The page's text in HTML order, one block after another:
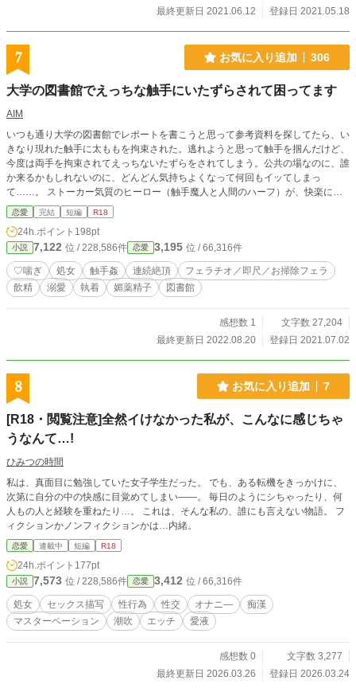
最終更新日 2021.06.12 登録日 2021.05.18
7 お気に入り追加 306
大学の図書館でえっちな触手にいたずらされて困ってます
AIM
いつも通り大学の図書館でレポートを書こうと思って参考資料を探してたら、い
きなり現れた触手に太ももを拘束された。逃れようと思って触手を掴んだけど、
今度は両手を拘束されてえっちないたずらをされてしまう。公共の場なのに、誰
か来るかもしれないのに、どんどん気持ちよくなって何回もイッてしまっ
て……。 ストーカー気質のヒーロー（触手魔人と人間のハーフ）が、快楽に
弱々なチョロインを自分好みに開発して溺愛するお話。毎日投稿、３話で完結で
す。 ※各種小説投稿サイトでも掲載しています。
恋愛 完結 短編 R18
24h.ポイント 198pt
小説 7,122 位 / 228,586件 恋愛 3,195 位 / 66,316件
♡喘ぎ 処女 触手姦 連続絶頂
フェラチオ／即尺／お掃除フェラ
飲精
溺愛 執着 媚薬精子 図書館
感想数 1
文字数 27,204
最終更新日 2022.08.20
登録日 2021.07.02
8 お気に入り追加 7
[R18・閲覧注意]全然イけなかった私が、こんなに感じちゃ
うなんて…!
ひみつの時間
私は、真面目に勉強していた女子学生だった。 でも、ある転機をきっかけに、
次第に自分の中の快感に目覚めてしまい――。 毎日のようにシちゃったり、何
人もの人と経験を重ねたり…。 これは、そんな私の、誰にも言えない物語。 フ
ィクションかノンフィクションかは…内緒。
恋愛 連載中 短編 R18
24h.ポイント 177pt
小説 7,573 位 / 228,586件 恋愛 3,412 位 / 66,316件
処女 セックス描写 性行為 性交 オナニ―
痴漢
マスターベーション
潮吹 エッチ 愛液
感想数 0
文字数 3,277
最終更新日 2026.03.26
登録日 2026.03.24